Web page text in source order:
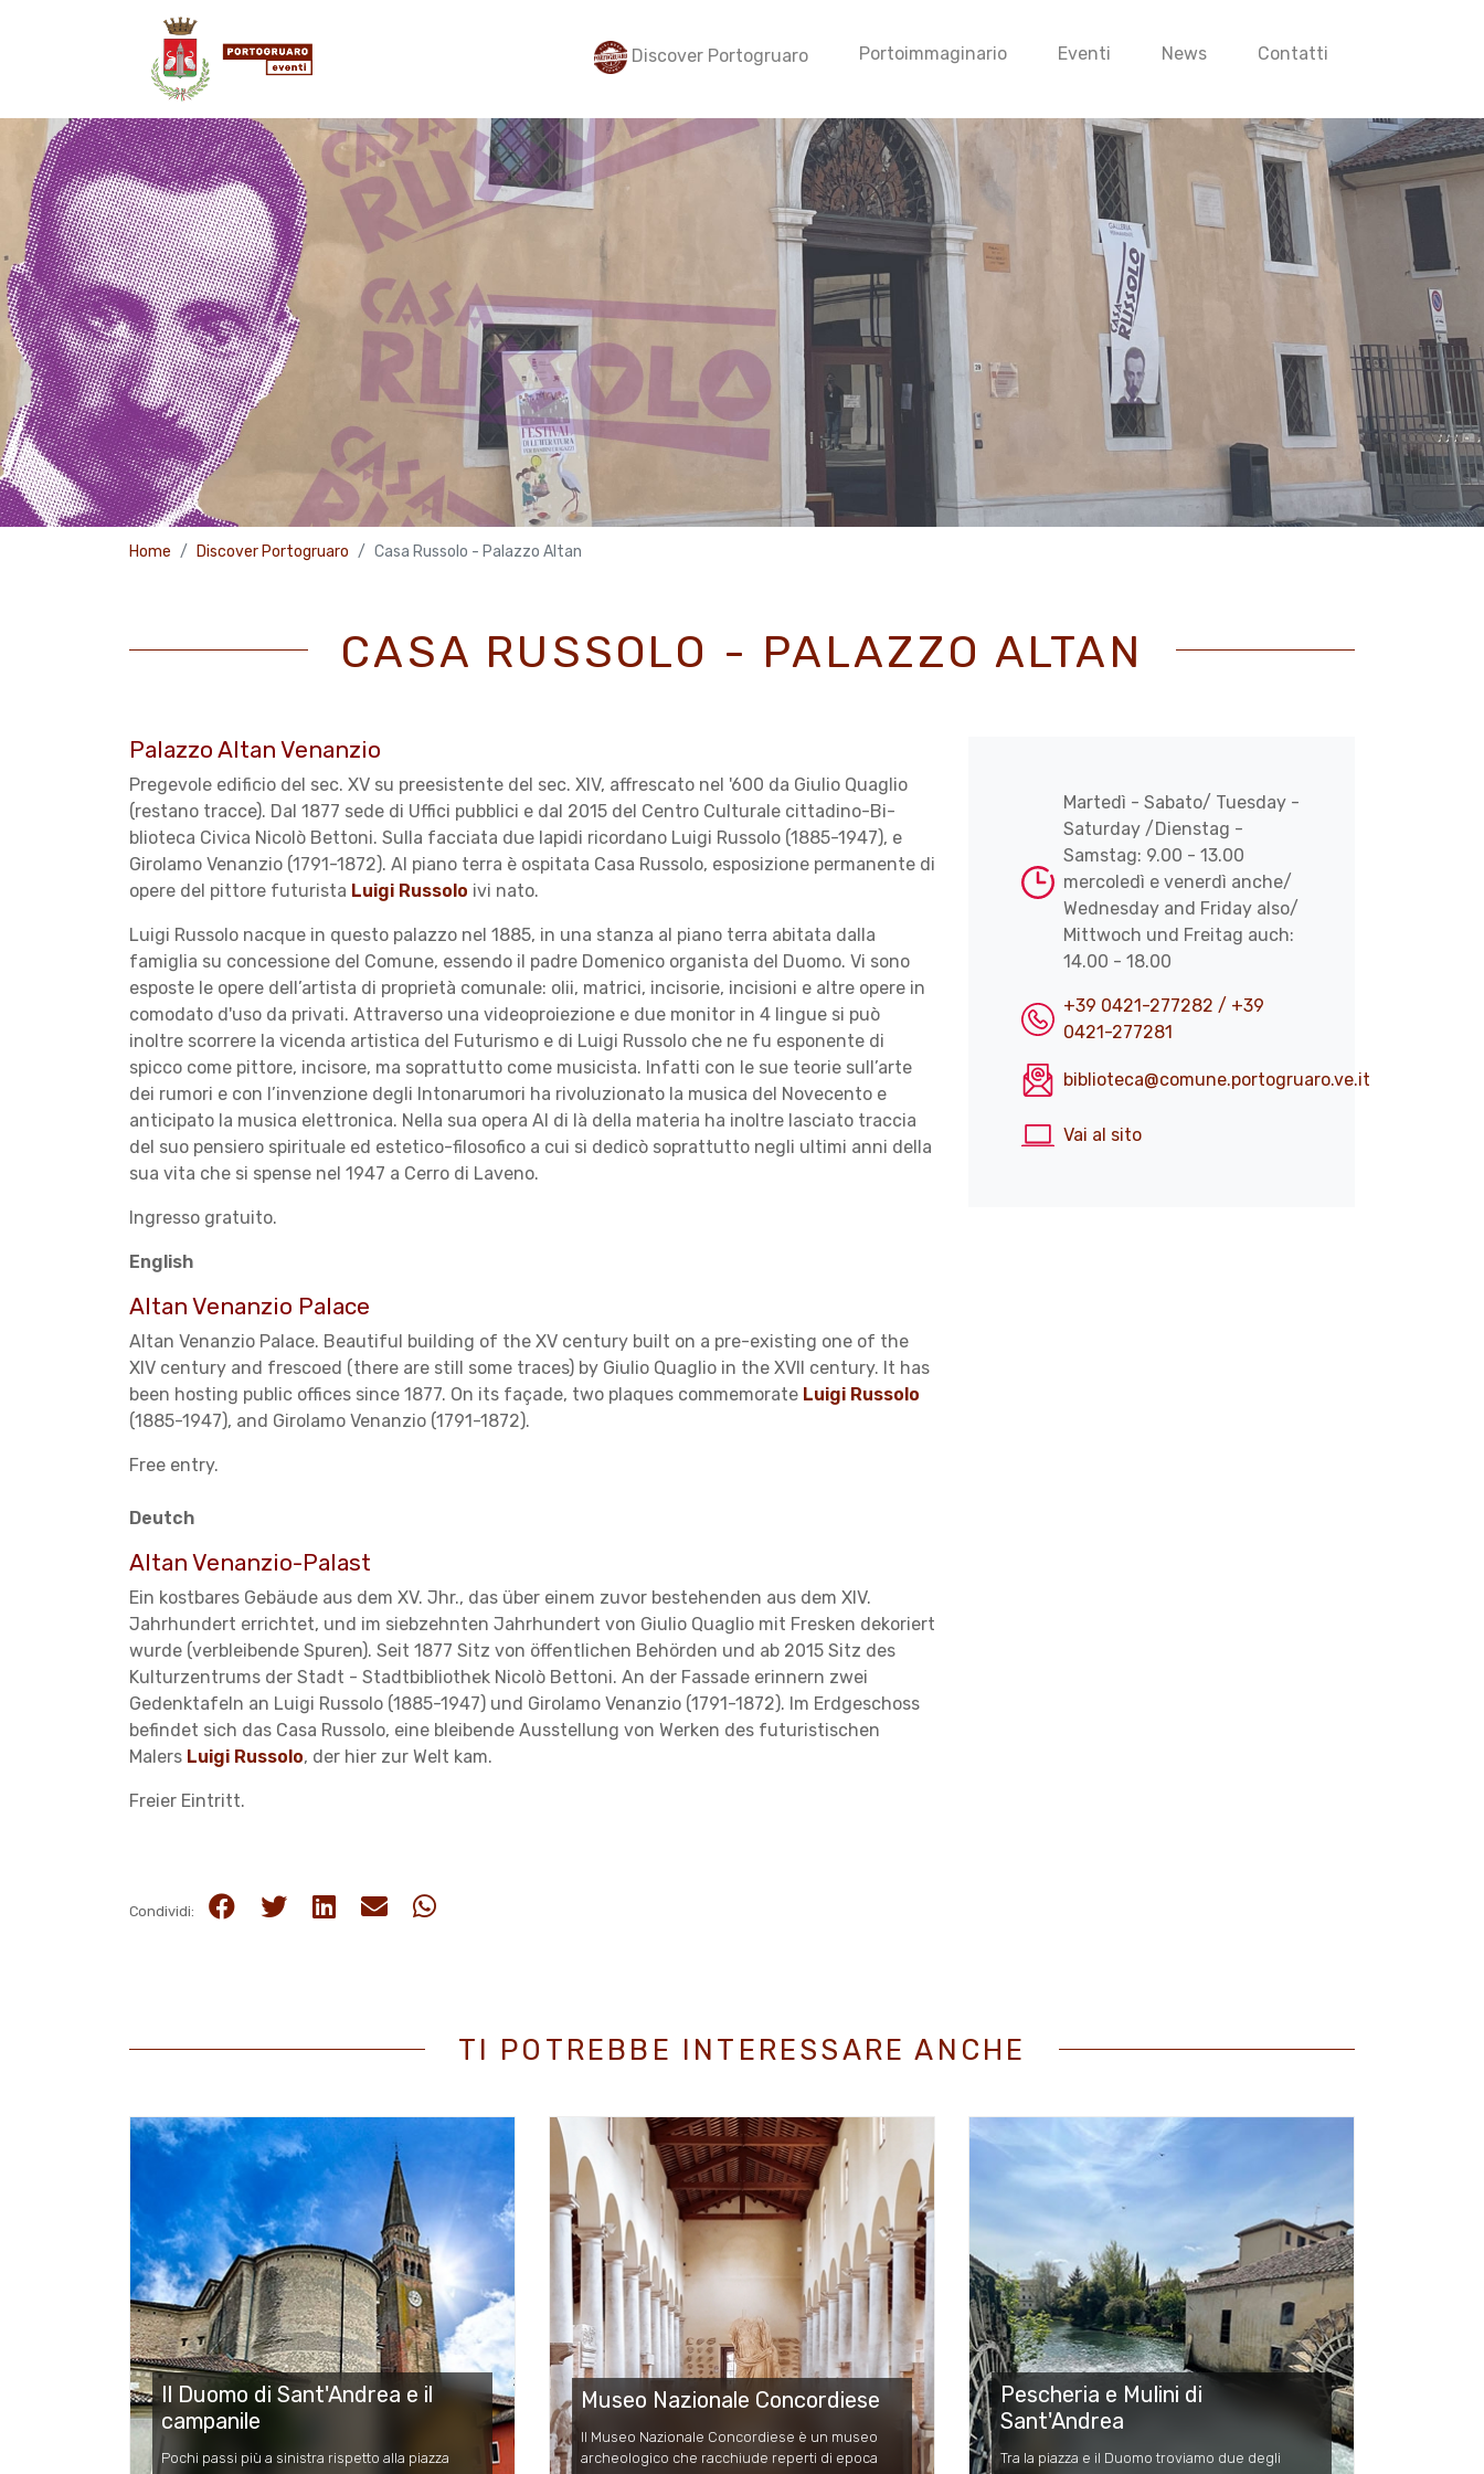
Discover Portogruaro Portoimmaginario Eventi News Contatti
Home Discover Portogruaro Casa Russolo - Palazzo Altan
CASA RUSSOLO - PALAZZO ALTAN
Palazzo Altan Venanzio
Pregevole edificio del sec. XV su preesistente del sec. XIV, affrescato nel '600 da Giulio Quaglio
(restano trac­ce). Dal 1877 sede di Uffici pubblici e dal 2015 del Cen­tro Culturale cittadino-Bi­
blioteca Civica Nicolò Bettoni. Sulla facciata due la­pidi ricordano Luigi Russolo (1885-1947), e
Girolamo Ve­nanzio (1791-1872). Al piano terra è ospitata Casa Russolo, esposizione perma­nente di
opere del pittore fu­turista Luigi Russolo ivi nato.
Luigi Russolo nacque in questo palazzo nel 1885, in una stanza al piano terra abitata dalla
famiglia su concessione del Comune, essendo il padre Domenico organista del Duomo. Vi sono
esposte le opere dell’artista di proprietà comunale: olii, matrici, incisorie, incisioni e altre opere in
comodato d'uso da privati. Attraverso una videoproiezione e due monitor in 4 lingue si può
inoltre scorrere la vicenda artistica del Futurismo e di Luigi Russolo che ne fu esponente di
spicco come pittore, incisore, ma soprattutto come musicista. Infatti con le sue teorie sull’arte
dei rumori e con l’invenzione degli Intonarumori ha rivoluzionato la musica del Novecento e
anticipato la musica elettronica. Nella sua opera Al di là della materia ha inoltre lasciato traccia
del suo pensiero spirituale ed estetico-filosofico a cui si dedicò soprattutto negli ultimi anni della
sua vita che si spense nel 1947 a Cerro di Laveno.
Ingresso gratuito.
English
Altan Venanzio Palace
Altan Venanzio Palace. Beautiful building of the XV century built on a pre-existing one of the
XIV century and frescoed (there are still some traces) by Giulio Quaglio in the XVII century. lt has
been hosting public offices since 1877. On its façade, two pla­ques commemorate Luigi Russolo
(1885-1947), and Girola­mo Venanzio (1791-1872).
Free entry.
Deutch
Altan Venanzio-Palast
Ein kostbares Gebäude aus dem XV. Jhr., das über einem zuvor bestehenden aus dem XIV.
Jahrhundert errichtet, und im siebzehnten Jahrhundert von Giulio Quaglio mit Fresken dekoriert
wurde (verbleibende Spuren). Seit 1877 Sitz von öffentlichen Behörden und ab 2015 Sitz des
Kulturzentrums der Stadt - Stadtbibliothek Nicolò Bettoni. An der Fassade erinnern zwei
Gedenktafeln an Luigi Russolo (1885-1947) und Girolamo Venanzio (1791-1872). lm Erdgeschoss
befindet sich das Casa Russolo, eine bleibende Ausstellung von Werken des futuristischen
Malers Luigi Russolo, der hier zur Welt kam.
Freier Eintritt.
Martedì - Sabato/ Tuesday -
Saturday /Dienstag -
Samstag: 9.00 - 13.00
mercoledì e venerdì anche/
Wednesday and Friday also/
Mittwoch und Freitag auch:
14.00 - 18.00
+39 0421-277282 / +39
0421-277281
biblioteca@comune.portogruaro.ve.it
Vai al sito
Condividi:
TI POTREBBE INTERESSARE ANCHE
Il Duomo di Sant'Andrea e il
campanile
Pochi passi più a sinistra rispetto alla piazza
Museo Nazionale Concordiese
Il Museo Nazionale Concordiese è un museo
archeologico che racchiude reperti di epoca
Pescheria e Mulini di
Sant'Andrea
Tra la piazza e il Duomo troviamo due degli